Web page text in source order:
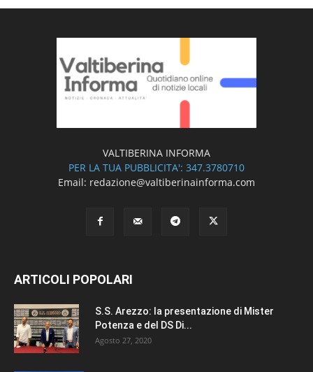
VALTIBERINA INFORMA
PER LA TUA PUBBLICITA': 347.3780710
Email: redazione@valtiberinainforma.com
ARTICOLI POPOLARI
S.S. Arezzo: la presentazione di Mister
Potenza e del DS Di...
Agosto 27, 2020